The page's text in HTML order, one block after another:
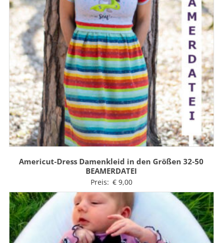
Americut-Dress Damenkleid in den Größen 32-50
BEAMERDATEI
Preis: €9,00